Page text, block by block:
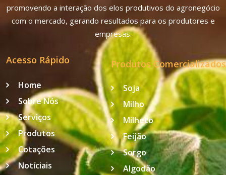
promovendo a interação dos elos produtivos do agronegócio
com o mercado, gerando resultados para os produtores e
empresas.
Acesso Rápido
Home
Sobre Nós
Serviços
Produtos
Cotações
Notíciais
Produtos Comercializados
Soja
Milho
Milheto
Feijão
Sorgo
Algodão